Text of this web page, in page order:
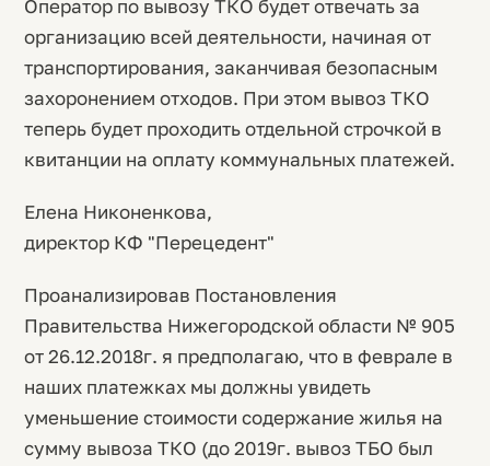
Оператор по вывозу ТКО будет отвечать за
организацию всей деятельности, начиная от
транспортирования, заканчивая безопасным
захоронением отходов. При этом вывоз ТКО
теперь будет проходить отдельной строчкой в
квитанции на оплату коммунальных платежей.
Елена Никоненкова,
директор КФ "Перецедент"
Проанализировав Постановления
Правительства Нижегородской области № 905
от 26.12.2018г. я предполагаю, что в феврале в
наших платежках мы должны увидеть
уменьшение стоимости содержание жилья на
сумму вывоза ТКО (до 2019г. вывоз ТБО был